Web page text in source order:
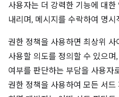
사용자는 더 강력한 기능에 대
내리며, 메시지를 수락하여 명
권한 정책을 사용하면 최상위
사용할 의도를 정의할 수 있으며
여부를 판단하는 부담을 사용자
권한 정책을 사용하여 모든 서